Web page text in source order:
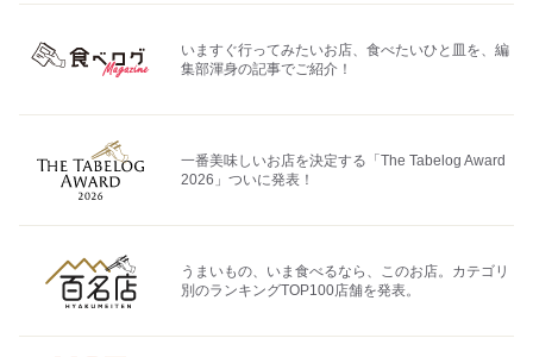
いますぐ行ってみたいお店、食べたいひと皿を、編
集部渾身の記事でご紹介！
一番美味しいお店を決定する「The Tabelog Award
2026」ついに発表！
うまいもの、いま食べるなら、このお店。カテゴリ
別のランキングTOP100店舗を発表。